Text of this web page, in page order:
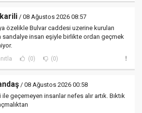
/ 08 Ağustos 2026 08:57
özelikle Bulvar caddesi uzerine kurulan
sandalye insan eşiyle birlikte ordan geçmek
(0) (0)
/ 08 Ağustos 2026 00:58
geçemeyen insanlar nefes alır artık. Bıktık